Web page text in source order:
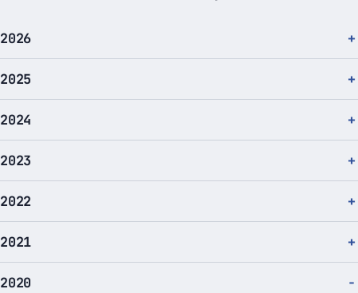
2026
2025
2024
2023
2022
2021
2020